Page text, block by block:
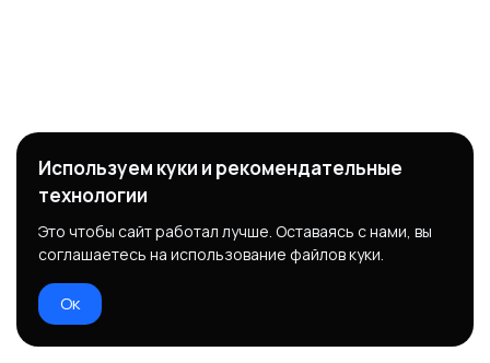
Используем куки и рекомендательные
технологии
Это чтобы сайт работал лучше. Оставаясь с нами, вы
соглашаетесь на использование файлов куки.
Ок